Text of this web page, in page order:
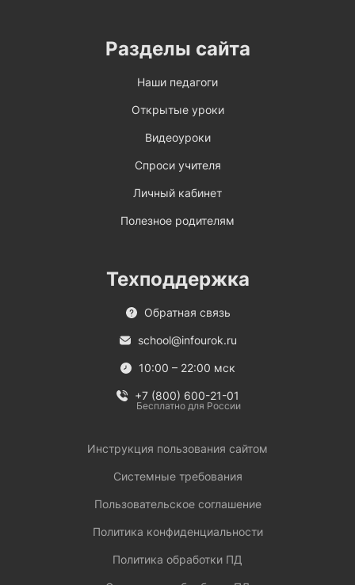
Разделы сайта
Наши педагоги
Открытые уроки
Видеоуроки
Спроси учителя
Личный кабинет
Полезное родителям
Техподдержка
Обратная связь
school@infourok.ru
10:00 – 22:00 мск
+7 (800) 600-21-01
Бесплатно для России
Инструкция пользования сайтом
Системные требования
Пользовательское соглашение
Политика конфиденциальности
Политика обработки ПД